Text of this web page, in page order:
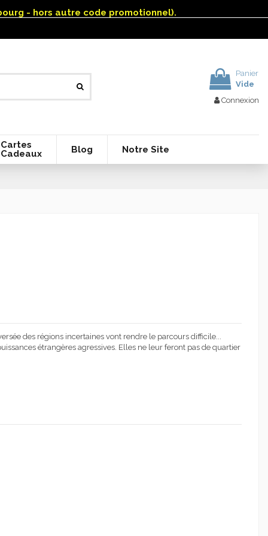
- hors autre code promotionnel).
Panier
Vide
Connexion
Cartes
Cadeaux
Blog Notre Site
des régions incertaines vont rendre le parcours difficile...
étrangères agressives. Elles ne leur feront pas de quartier